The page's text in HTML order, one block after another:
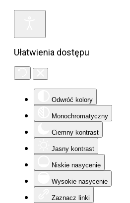
Ułatwienia dostępu
Odwróć kolory
Monochromatyczny
Ciemny kontrast
Jasny kontrast
Niskie nasycenie
Wysokie nasycenie
Zaznacz linki